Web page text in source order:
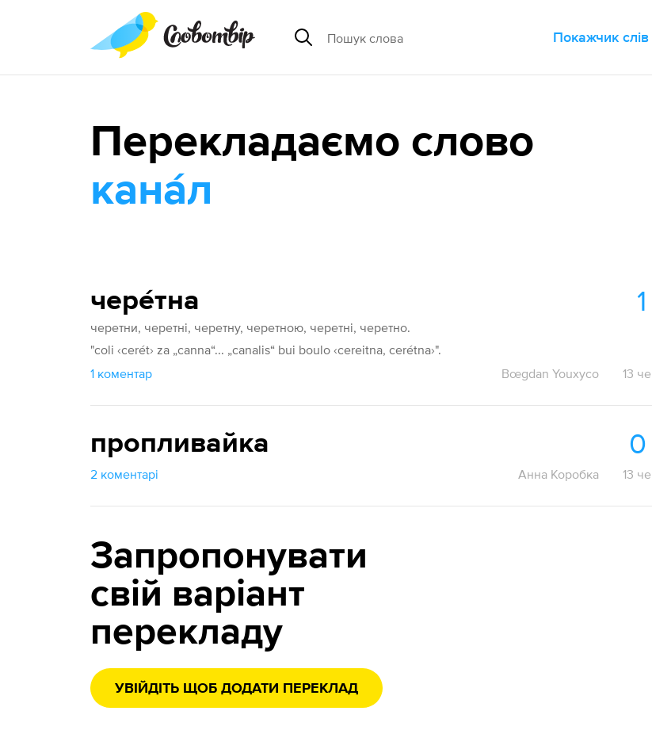
Покажчик слів
Перекладаємо слово
кана́л
чере́тна 1
черетни, черетні, черетну, черетною, черетні, черетно.
"coli ‹cerét› za „canna“... „canalis“ bui boulo ‹cereitna, cerétna›".
1 коментар
Bœgdan Youxyco 13
пропливайка 0
2 коментарі Анна Коробка 13
Запропонувати
свій варіант
перекладу
УВІЙДІТЬ ЩОБ ДОДАТИ ПЕРЕКЛАД